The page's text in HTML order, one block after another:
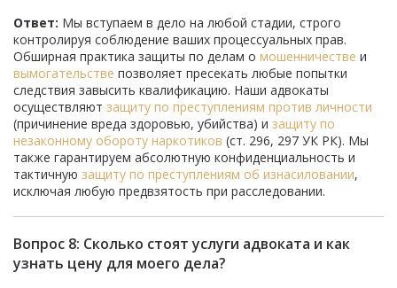
Ответ: Мы вступаем в дело на любой стадии, строго
контролируя соблюдение ваших процессуальных прав.
Обширная практика защиты по делам о мошенничестве и
вымогательстве позволяет пресекать любые попытки
следствия завысить квалификацию. Наши адвокаты
осуществляют защиту по преступлениям против личности
(причинение вреда здоровью, убийства) и защиту по
незаконному обороту наркотиков (ст. 296, 297 УК РК). Мы
также гарантируем абсолютную конфиденциальность и
тактичную защиту по преступлениям об изнасиловании,
исключая любую предвзятость при расследовании.
Вопрос 8: Сколько стоят услуги адвоката и как
узнать цену для моего дела?